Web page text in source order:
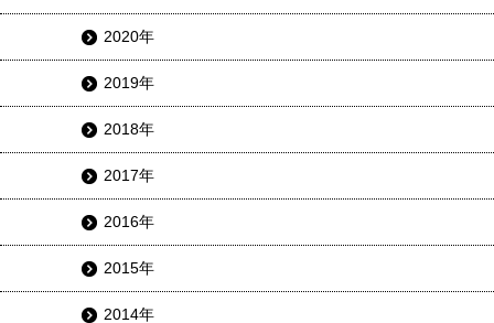
2020年
2019年
2018年
2017年
2016年
2015年
2014年